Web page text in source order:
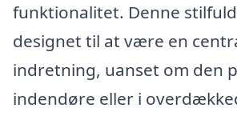
funktionalitet. Denne
designet til at være en
indretning, uanset om den
indendøre eller i